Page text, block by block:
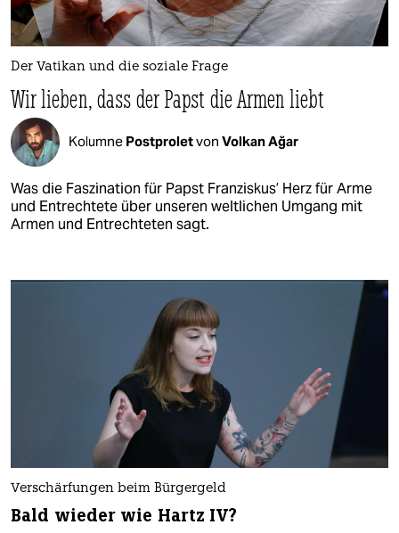
Der Vatikan und die soziale Frage
Wir lieben, dass der Papst die Armen liebt
Kolumne Postproletvon Volkan Ağar
Was die Faszination für Papst Franziskus’ Herz für Arme
und Entrechtete über unseren weltlichen Umgang mit
Armen und Entrechteten sagt.
Verschärfungen beim Bürgergeld
Bald wieder wie Hartz IV?